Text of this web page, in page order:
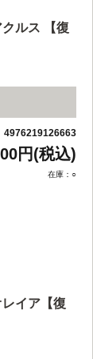
ルス 【復
4976219126663
円(税込)
在庫：○
イア【復